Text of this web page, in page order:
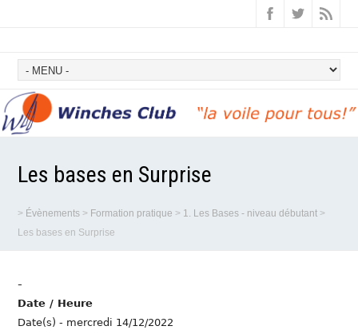
Les bases en Surprise
> Évènements > Formation pratique > 1. Les Bases - niveau débutant >
Les bases en Surprise
-
Date / Heure
Date(s) - mercredi 14/12/2022